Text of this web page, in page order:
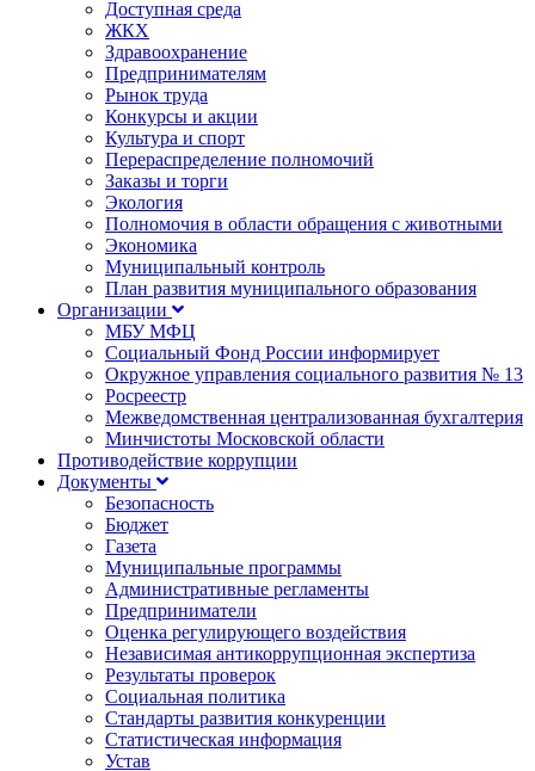
Доступная среда
ЖКХ
Здравоохранение
Предпринимателям
Рынок труда
Конкурсы и акции
Культура и спорт
Перераспределение полномочий
Заказы и торги
Экология
Полномочия в области обращения с животными
Экономика
Муниципальный контроль
План развития муниципального образования
Организации
МБУ МФЦ
Социальный Фонд России информирует
Окружное управления социального развития № 13
Росреестр
Межведомственная централизованная бухгалтерия
Минчистоты Московской области
Противодействие коррупции
Документы
Безопасность
Бюджет
Газета
Муниципальные программы
Административные регламенты
Предприниматели
Оценка регулирующего воздействия
Независимая антикоррупционная экспертиза
Результаты проверок
Социальная политика
Стандарты развития конкуренции
Статистическая информация
Устав